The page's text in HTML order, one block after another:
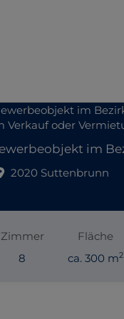
2020 Suttenbrunn
Zimmer
8
Fläche
ca. 300 m2